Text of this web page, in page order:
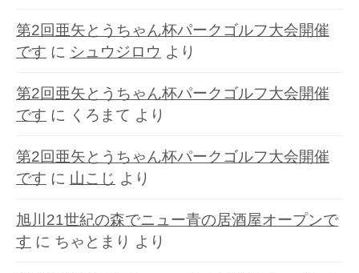
第2回亜矢とうちゃん杯パークゴルフ大会開催
です に シュウジロウ より
第2回亜矢とうちゃん杯パークゴルフ大会開催
です に くろまて より
第2回亜矢とうちゃん杯パークゴルフ大会開催
です に 山こじ より
旭川21世紀の森でニュー青の居酒屋オープンで
す に ちゃとまり より